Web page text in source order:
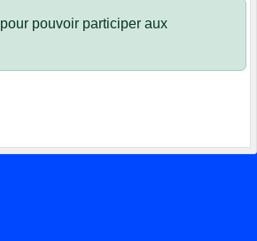
pour pouvoir participer aux